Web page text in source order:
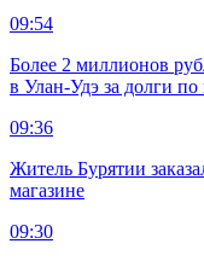
09:54
Более 2 миллионов
в Улан-Удэ за долги
09:36
Житель Бурятии
магазине
09:30